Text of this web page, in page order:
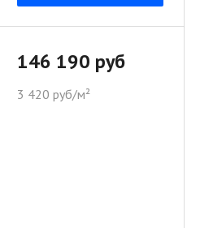
146 190 руб
3 420 руб/м²